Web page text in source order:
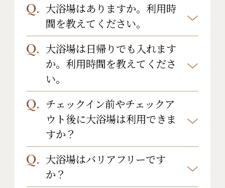
大浴場はありますか。利用時
間を教えてください。
はい、1階にございます。入れ替えは
なく、24時間ご利用いただけます。
大浴場は日帰りでも入れます
か。利用時間を教えてくださ
い。
大浴場はご宿泊のお客様のみご利用
可能となっております。ご了承くだ
さいませ。
チェックイン前やチェックア
ウト後に大浴場は利用できま
すか？
いいえ。ご利用いただくことはでき
ません。大浴場は宿泊期間中(チェッ
大浴場はバリアフリーです
か？